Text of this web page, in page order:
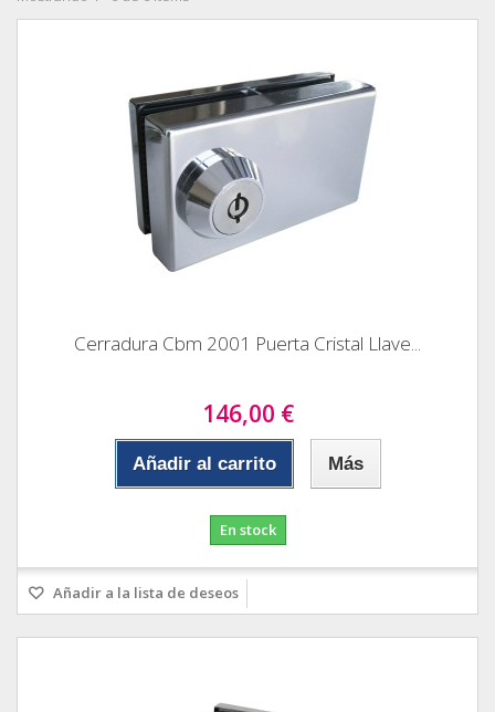
Cerradura Cbm 2001 Puerta Cristal Llave...
146,00 €
Añadir al carrito Más
En stock
Añadir a la lista de deseos